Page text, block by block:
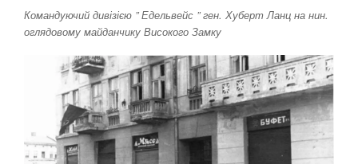
Командуючий дивізією ” Едельвейс ” ген. Хуберт Ланц на нин.
оглядовому майданчику Високого Замку